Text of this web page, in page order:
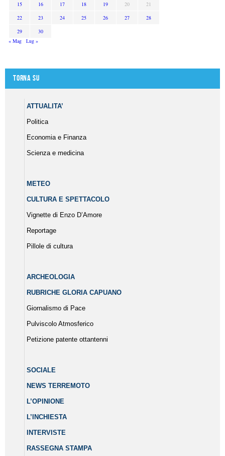
15
16 17 18 19 20
21
22
23 24 25 26 27
28
29
30
« Mag
Lug »
Torna su
ATTUALITA’
Politica
Economia e Finanza
Scienza e medicina
METEO
CULTURA E SPETTACOLO
Vignette di Enzo D’Amore
Reportage
Pillole di cultura
ARCHEOLOGIA
RUBRICHE GLORIA CAPUANO
Giornalismo di Pace
Pulviscolo Atmosferico
Petizione patente ottantenni
SOCIALE
NEWS TERREMOTO
L’OPINIONE
L’INCHIESTA
INTERVISTE
RASSEGNA STAMPA